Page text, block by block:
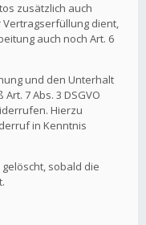
zusätzlich auch
dient,
auch noch Art. 6
und den Unterhalt
7 Abs. 3 DSGVO
Hierzu
in Kenntnis
sobald die